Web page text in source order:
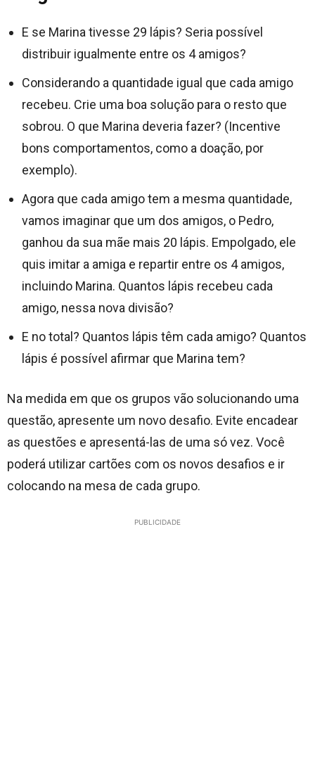
E se Marina tivesse 29 lápis? Seria possível
distribuir igualmente entre os 4 amigos?
Considerando a quantidade igual que cada amigo
recebeu. Crie uma boa solução para o resto que
sobrou. O que Marina deveria fazer? (Incentive
bons comportamentos, como a doação, por
exemplo).
Agora que cada amigo tem a mesma quantidade,
vamos imaginar que um dos amigos, o Pedro,
ganhou da sua mãe mais 20 lápis. Empolgado, ele
quis imitar a amiga e repartir entre os 4 amigos,
incluindo Marina. Quantos lápis recebeu cada
amigo, nessa nova divisão?
E no total? Quantos lápis têm cada amigo? Quantos
lápis é possível afirmar que Marina tem?
Na medida em que os grupos vão solucionando uma
questão, apresente um novo desafio. Evite encadear
as questões e apresentá-las de uma só vez. Você
poderá utilizar cartões com os novos desafios e ir
colocando na mesa de cada grupo.
PUBLICIDADE